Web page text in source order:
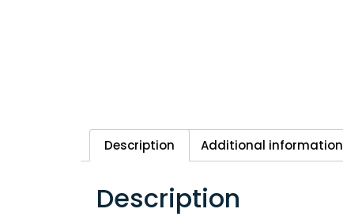
Description Additional information
Description